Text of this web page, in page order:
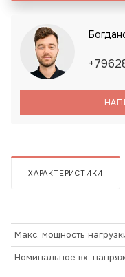
ХАРАКТЕРИСТИКИ
Макс. мощность
Номинальное вх.